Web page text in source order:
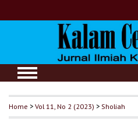
Home >Vol 11, No 2 (2023) >Sholiah